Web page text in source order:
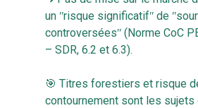
un ʺrisque significatifʺ de
controverséesʺ (Norme CoC
– SDR, 6.2 et 6.3).
🎯 Titres forestiers et risque
contournement sont les